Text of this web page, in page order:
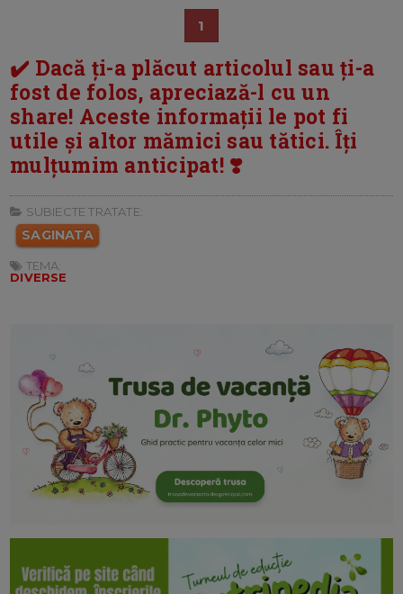
1
✔️ Dacă ți-a plăcut articolul sau ți-a
fost de folos, apreciază-l cu un
share! Aceste informații le pot fi
utile și altor mămici sau tătici. Îți
mulțumim anticipat! ❣️
SUBIECTE TRATATE:
SAGINATA
TEMA:
DIVERSE